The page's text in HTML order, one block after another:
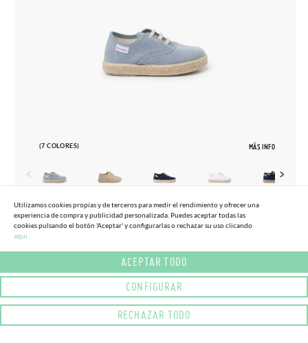
(7 COLORES) MÁS INFO
20 37
28,
Utilizamos cookies propias y de terceros para medir el rendimiento y ofrecer una
experiencia de compra y publicidad personalizada. Puedes aceptar todas las
cookies pulsando el botón 'Aceptar' y configurarlas o rechazar su uso clicando
aqui.
ACEPTAR TODO
CONFIGURAR
RECHAZAR TODO